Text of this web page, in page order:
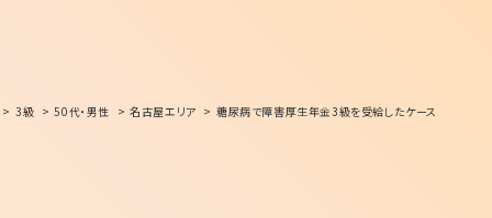
3級 50代・男性 名古屋エリア 糖尿病で障害厚生年金3級を受給したケース